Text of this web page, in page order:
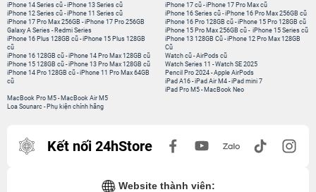
iPhone 14 Series cũ -iPhone 13 Series cũ
iPhone 12 Series cũ -iPhone 11 Series cũ
iPhone 17 Pro Max 256GB -iPhone 17 Pro 256GB
Galaxy A Series - Redmi Series
iPhone 17 cũ -iPhone 17 Pro Max cũ
iPhone 16 Series cũ - iPhone 16 Pro Max 256GB cũ
iPhone 16 Pro 128GB cũ -iPhone 15 Pro 128GB cũ
iPhone 15 Pro Max 256GB cũ - iPhone 15 Series cũ
iPhone 16 Plus 128GB cũ -iPhone 15 Plus 128GB
cũ
iPhone 16 128GB cũ -iPhone 14 Pro Max 128GB cũ
iPhone 15 128GB cũ -iPhone 13 Pro Max 128GB cũ
iPhone 14 Pro 128GB cũ -iPhone 11 Pro Max 64GB
cũ
iPhone 13 128GB Cũ -iPhone 12 Pro Max 128GB
Cũ
Watch cũ -AirPods cũ
Watch Series 11 -Watch SE 2025
Pencil Pro 2024 -Apple AirPods
iPad A16 -iPad Air M4 -iPad mini 7
iPad Pro M5 - MacBook Neo
MacBook Pro M5 - MacBook Air M5
Loa Sounarc - Phụ kiện chính hãng
Kết nối 24hStore
Website thành viên: